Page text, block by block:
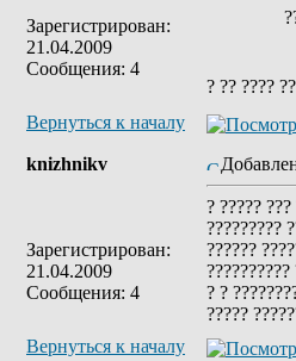
Зарегистрирован:
21.04.2009
Сообщения: 4
? ?? ????
Вернуться к началу
knizhnikv
Зарегистрирован:
21.04.2009
Сообщения: 4
? ?????
?????????
??????
? ?
?????
Вернуться к началу